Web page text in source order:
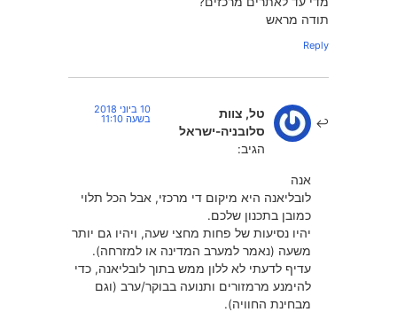
תודה מראש
Reply
טל, צוות
סלובניה-ישראל
הגיב:
10 ביוני 2018
בשעה 11:10
אנה
לובליאנה היא מיקום די מרכזי, אבל הכל תלוי
כמובן בתכנון שלכם.
יהיו נסיעות של פחות מחצי שעה, ויהיו גם יותר
משעה (נאמר למערב המדינה או למזרחה).
עדיף לדעתי לא ללון ממש בתוך לובליאנה, כדי
להימנע מרמזורים ותנועה בבוקר/ערב (וגם
מבחינת החוויה).